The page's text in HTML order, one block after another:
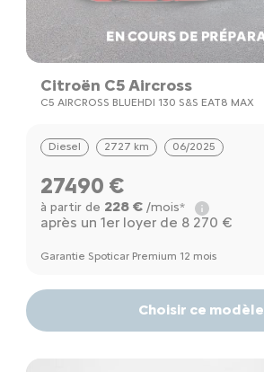
Citroën C5 Aircross
C5 AIRCROSS BLUEHDI 130 S&S EAT8 MAX
Diesel 2727 km 06/2025
27490 €
à partir de 228 €/mois*
après un 1er loyer de 8 270 €
Garantie Spoticar Premium 12 mois
Choisir ce modèle